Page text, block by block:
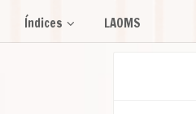
Índices LAOMS